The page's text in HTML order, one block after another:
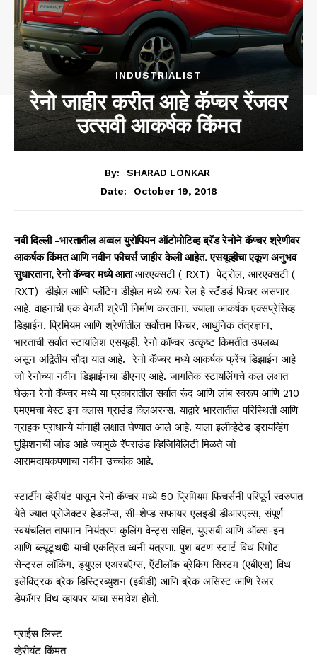
INDUSTRIALIST
रेनो जाहीर करीत आहे कॅप्चर रेंजवर
उत्सवी आकर्षक किंमत
By:
SHARAD LONKAR
Date:
October 19, 2018
नवी दिल्ली -भारतातील अव्वल युरोपियन ऑटोमोटिव्ह ब्रॅंड रेनोने कॅप्चर श्रेणीवर
आकर्षक किंमत आणि नवीन फीचर्स जाहीर केली आहेत. एसयव्हीचा एकूण अनुभव
सुधारताना, रेनो कॅप्चर मध्ये आताआरएक्सटी ( RXT) पेट्रोल, आरएक्सटी (
RXT) डीझेल आणि प्लॅटिन डीझेल मध्ये रूफ रेल हे स्टॅंडर्ड फिचर असणार
आहे. वाहनाची एक वेगळी श्रेणी निर्माण करताना, ज्याला आकर्षक एक्सप्रेसिव्ह
डिझाईन, प्रिमियम आणि श्रेणीतील सर्वोत्तम फिचर, आधुनिक तंत्रज्ञान,
भारताची सर्वात स्टायलिश एसयूव्ही, रेनो कॉप्चर उत्कृष्ट किमतीत उपलब्ध
असून अद्वितीय सौदा यात आहे. रेनो कॅप्चर मध्ये आकर्षक फ्रेंच डिझाईन आहे
जो रेनोच्या नवीन डिझाईनचा डीएनए आहे. जागतिक स्टायलिंगचे कल लक्षात
घेऊन रेनो कॅप्चर मध्ये या प्रकारातील सर्वात रूंद आणि लांब स्वरूप आणि 210
एमएमचा बेस्ट इन क्लास ग्राउंड क्लिअरन्स, याद्वारे भारतातील परिस्थिती आणि
ग्राहक प्राधान्ये यांनाही लक्षात घेण्यात आले आहे. याला इलीव्हेटेड ड्रायव्हिंग
पुझिशनची जोड आहे ज्यामुळे रॅपराउंड व्हिजिबिलिटी मिळते जो
आरामदायकपणाचा नवीन उच्चांक आहे.
स्टार्टींग व्हेरीयंट पासून रेनो कॅप्चर मध्ये 50 प्रिमियम फिचर्सनी परिपूर्ण स्वरुपात
येते ज्यात प्रोजेक्टर हेडलॅंप्स, सी-शेप्ड सफायर एलइडी डीआरएल्स, संपूर्ण
स्वयंचलित तापमान नियंत्रण कुलिंग वेन्ट्स सहित, युएसबी आणि ऑक्स-इन
आणि ब्ल्यूटूथ® याची एकत्रित ध्वनी यंत्रणा, पुश बटण स्टार्ट विथ रिमोट
सेन्ट्रल लॉकिंग, ड्युएल एअरबऍग्स, ऍंटीलॉक ब्रेकिंग सिस्टम (एबीएस) विथ
इलेक्ट्रिक ब्रेक डिस्ट्रिब्युशन (इबीडी) आणि ब्रेक असिस्ट आणि रेअर
डेफॉगर विथ व्हायपर यांचा समावेश होतो.
प्राईस लिस्ट
व्हेरीयंट किंमत